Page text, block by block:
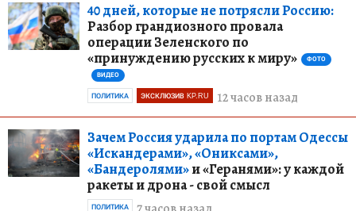
40 дней, которые не потрясли Россию:
Разбор грандиозного провала
операции Зеленского по
«принуждению русских к миру»
ФОТО
ВИДЕО
12 часов назад
ПОЛИТИКА ЭКСКЛЮЗИВ KP.RU
Зачем Россия ударила по портам Одессы
«Искандерами», «Ониксами»,
«Бандеролями»и «Геранями»: у каждой
ракеты и дрона - свой смысл
ПОЛИТИКА